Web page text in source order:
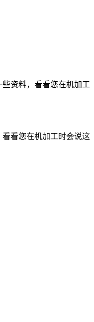
资料，看看您在机加工
看您在机加工时会说这